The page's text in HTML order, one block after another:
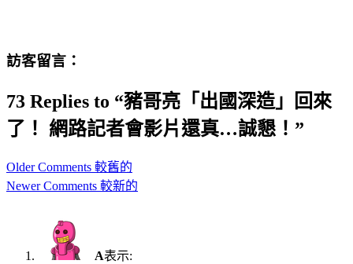
訪客留言：
73 Replies to “豬哥亮「出國深造」回來
了！ 網路記者會影片還真…誠懇！”
Comment
navigation
Older Comments 較舊的
Newer Comments 較新的
A表示: